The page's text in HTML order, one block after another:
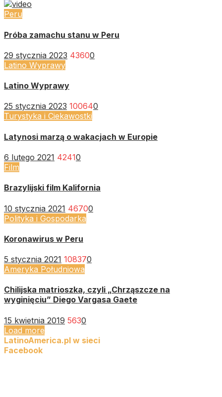
Peru
Próba zamachu stanu w Peru
29 stycznia 2023 43600
Latino Wyprawy
Latino Wyprawy
25 stycznia 2023 100640
Turystyka i Ciekawostki
Latynosi marzą o wakacjach w Europie
6 lutego 2021 42410
Film
Brazylijski film Kalifornia
10 stycznia 2021 46700
Polityka i Gospodarka
Koronawirus w Peru
5 stycznia 2021 108370
Ameryka Południowa
Chilijska matrioszka, czyli „Chrząszcze na
wyginięciu” Diego Vargasa Gaete
15 kwietnia 2019 5630
Load more
LatinoAmerica.pl w sieci
Facebook